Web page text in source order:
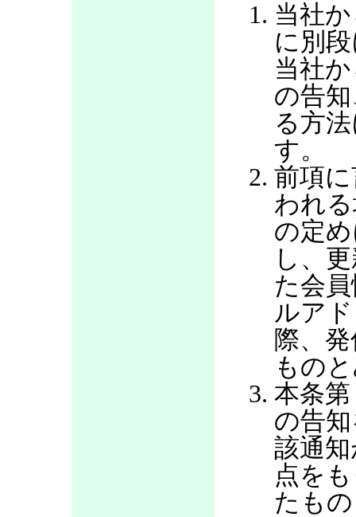
当社
に別
当社
の告
る方
す。
前項
われ
の定
し、
た会
ルア
際、
もの
本条
の告
該通
点を
たも